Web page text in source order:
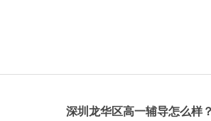
深圳龙华区高一辅导怎么样